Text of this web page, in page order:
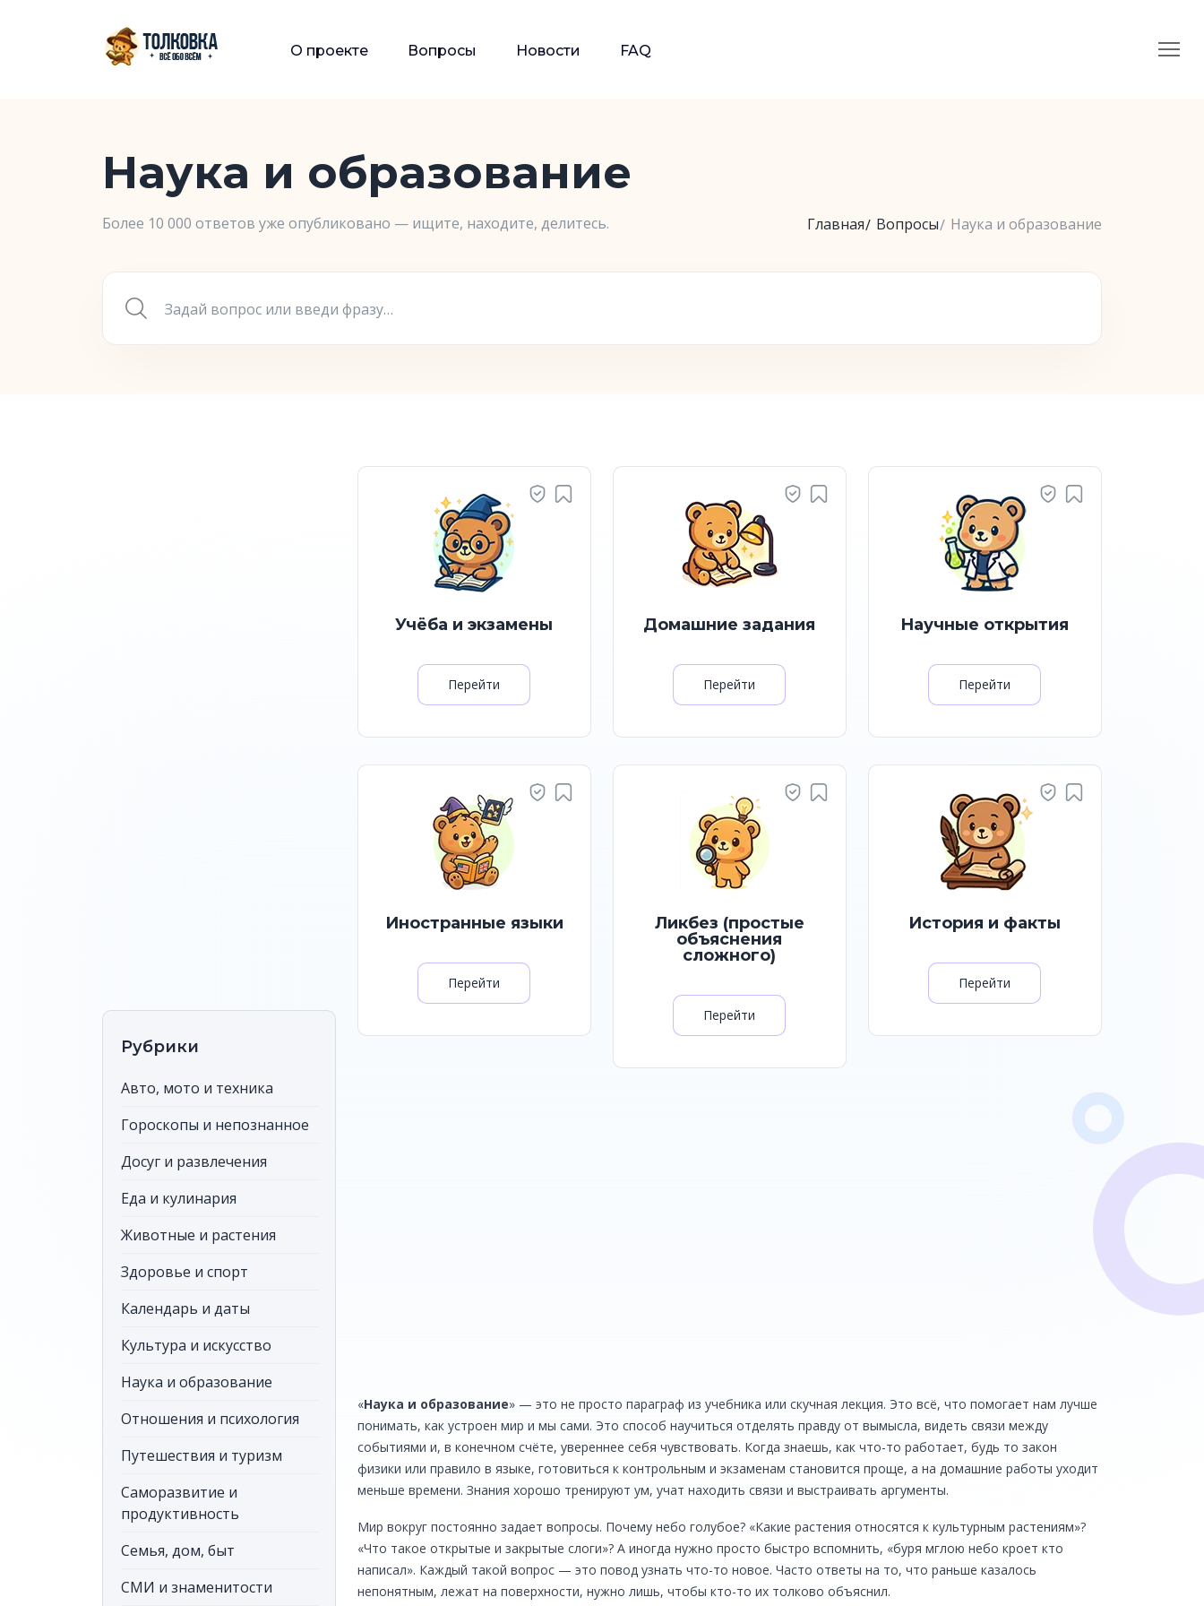
О проекте Вопросы Новости FAQ
Наука и образование
Более 10 000 ответов уже опубликовано — ищите, находите, делитесь. Главная Вопросы Наука и образование
Учёба и экзамены
Перейти
Домашние задания
Перейти
Научные открытия
Перейти
Иностранные языки
Перейти
Ликбез (простые
объяснения
сложного)
Перейти
История и факты
Перейти
«Наука и образование» — это не просто параграф из учебника или скучная лекция. Это всё, что помогает нам лучше
понимать, как устроен мир и мы сами. Это способ научиться отделять правду от вымысла, видеть связи между
событиями и, в конечном счёте, увереннее себя чувствовать. Когда знаешь, как что-то работает, будь то закон
физики или правило в языке, готовиться к контрольным и экзаменам становится проще, а на домашние работы уходит
меньше времени. Знания хорошо тренируют ум, учат находить связи и выстраивать аргументы.
Мир вокруг постоянно задает вопросы. Почему небо голубое? «Какие растения относятся к культурным растениям»?
«Что такое открытые и закрытые слоги»? А иногда нужно просто быстро вспомнить, «буря мглою небо кроет кто
написал». Каждый такой вопрос — это повод узнать что-то новое. Часто ответы на то, что раньше казалось
непонятным, лежат на поверхности, нужно лишь, чтобы кто-то их толково объяснил.
Рубрики
Авто, мото и техника
Гороскопы и непознанное
Досуг и развлечения
Еда и кулинария
Животные и растения
Здоровье и спорт
Календарь и даты
Культура и искусство
Наука и образование
Отношения и психология
Путешествия и туризм
Саморазвитие и
продуктивность
Семья, дом, быт
СМИ и знаменитости